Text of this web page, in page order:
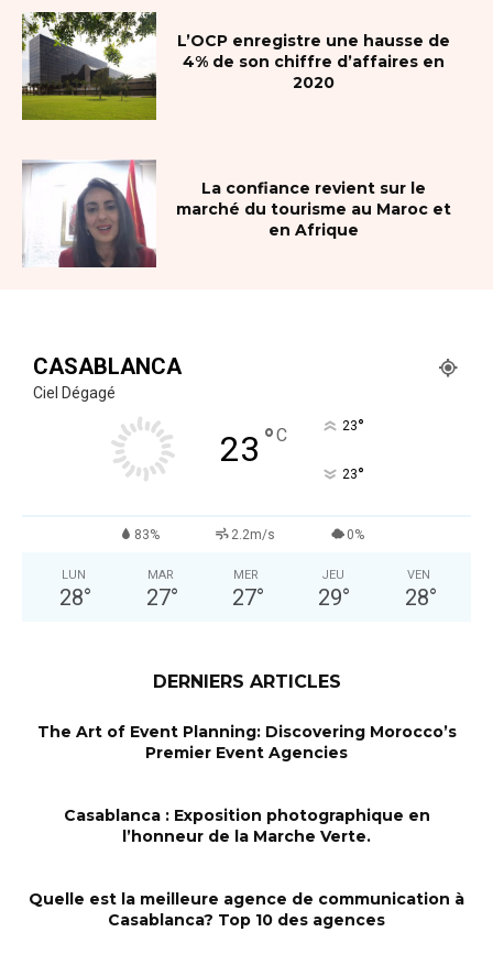
L’OCP enregistre une hausse de
4% de son chiffre d’affaires en
2020
La confiance revient sur le
marché du tourisme au Maroc et
en Afrique
CASABLANCA
Ciel Dégagé
23 °C 23°
23°
83% 2.2m/s 0%
LUN
28°
MAR
27°
MER
27°
JEU
29°
VEN
28°
DERNIERS ARTICLES
The Art of Event Planning: Discovering Morocco’s
Premier Event Agencies
Casablanca : Exposition photographique en
l’honneur de la Marche Verte.
Quelle est la meilleure agence de communication à
Casablanca? Top 10 des agences